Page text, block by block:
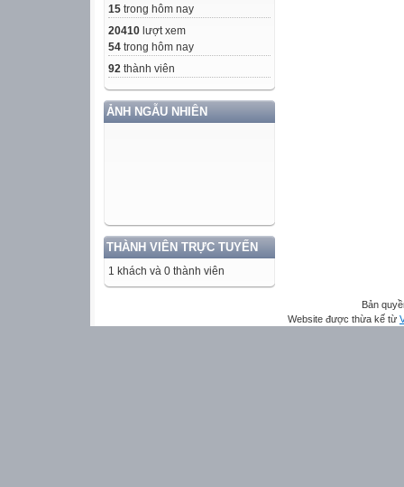
15 trong hôm nay
20410 lượt xem
54 trong hôm nay
92 thành viên
ẢNH NGẪU NHIÊN
THÀNH VIÊN TRỰC TUYẾN
1 khách và 0 thành viên
Bản
Website được thừa kế từ